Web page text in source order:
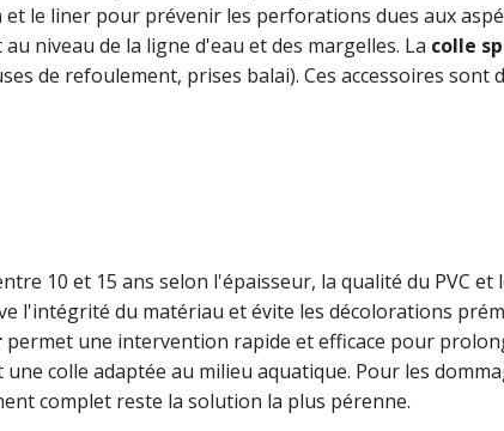
le liner pour prévenir les perforations dues aux
niveau de la ligne d'eau et des margelles. La colle
de refoulement, prises balai). Ces accessoires
10 et 15 ans selon l'épaisseur, la qualité du PVC
l'intégrité du matériau et évite les décolorations
permet une intervention rapide et efficace pour
colle adaptée au milieu aquatique. Pour les
complet reste la solution la plus pérenne.